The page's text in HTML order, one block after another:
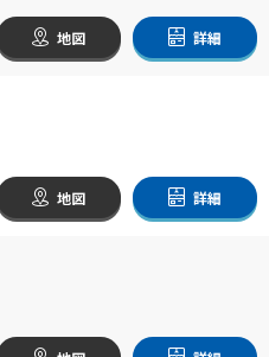
地図 詳細
地図 詳細